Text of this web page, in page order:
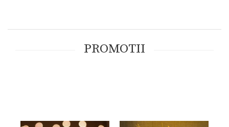
PROMOTII